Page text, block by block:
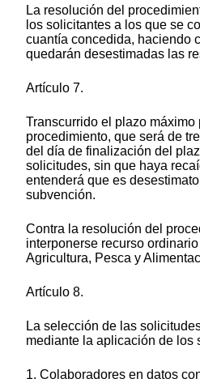
La resolución del
los solicitantes a los que se
cuantía concedida, haciendo
quedarán desestimadas las
Artículo 7.
Transcurrido el plazo máximo
procedimiento, que será de
del día de finalización del
solicitudes, sin que haya
entenderá que es
subvención.
Contra la resolución del
interponerse recurso
Agricultura, Pesca y
Artículo 8.
La selección de las
mediante la aplicación de los
1. Colaboradores en datos